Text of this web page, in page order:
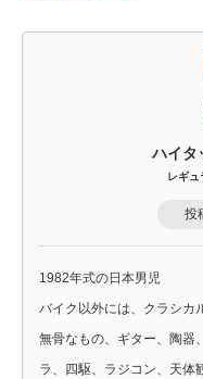
ハイ
レギ
投
1982年式の日本男児
バイク以外には、クラシカ
無骨なもの、ギター、陶器
ラ、四駆、ラジコン、天体